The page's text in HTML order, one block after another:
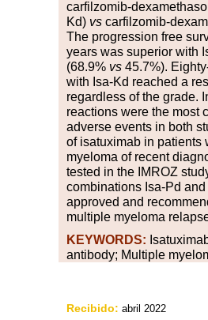
carfilzomib-
Kd) vs carfilzomib-
The progression free
years was superior with
(68.9% vs 45.7%).
with Isa-Kd reached a
regardless of the grade.
reactions were the most
adverse events in both
of isatuximab in patients
myeloma of recent
tested in the IMROZ
combinations Isa-Pd
approved and
multiple myeloma
KEYWORDS:
antibody; Multiple
Recibido: abril 2022